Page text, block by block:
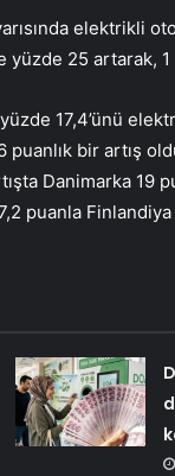
elektrikli
yüzde 25 artarak,
yüzde 17,4’ünü
bir artış
Danimarka 19
puanla